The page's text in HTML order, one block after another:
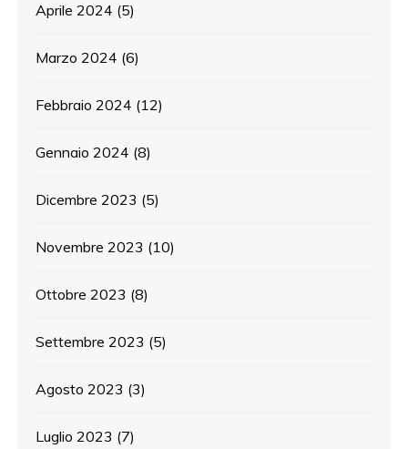
Aprile 2024 (5)
Marzo 2024 (6)
Febbraio 2024 (12)
Gennaio 2024 (8)
Dicembre 2023 (5)
Novembre 2023 (10)
Ottobre 2023 (8)
Settembre 2023 (5)
Agosto 2023 (3)
Luglio 2023 (7)